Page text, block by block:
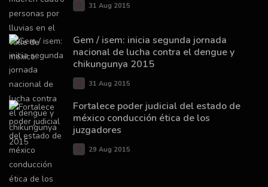
31 Aug 2015
Gem / isem: inicia segunda jornada
nacional de lucha contra el dengue y
chikungunya 2015
31 Aug 2015
Fortalece poder judicial del estado de
méxico conducción ética de los
juzgadores
29 Aug 2015